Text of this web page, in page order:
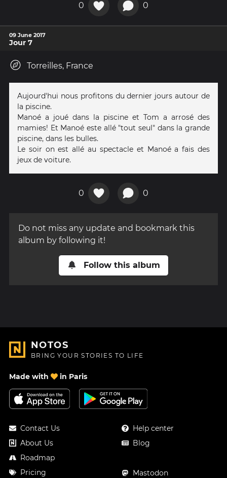
0 0
09 June 2017
Jour 7
Torreilles, France
Aujourd'hui nous profitons du dernier jours autour de
la piscine.
Manoé a joué dans la piscine et Tom a arrosé des
mamies! Et Manoé este allé "tout seul" dans la grande
piscine, dans les bulles.
Le soir on est allé au spectacle et Manoé a fais des
jeux de voiture.
0 0
Do not miss any update and bookmark this
album by following it!
Follow this album
NOTOS
BRING YOUR STORIES TO LIFE
Made with in Paris
Contact Us
About Us
Roadmap
Pricing
Help center
Blog
Mastodon